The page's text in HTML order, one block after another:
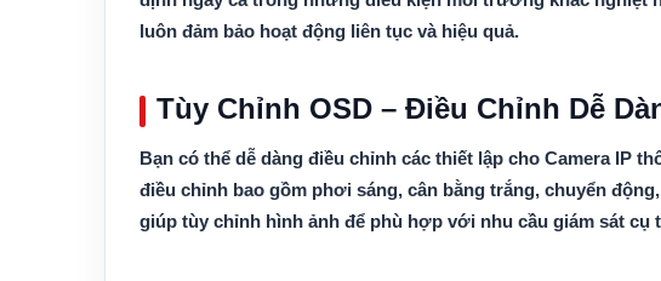
luôn đảm bảo hoạt động liên tục và hiệu quả.
Tùy Chỉnh OSD – Điều Chỉnh Dễ
Bạn có thể dễ dàng điều chỉnh các thiết lập cho Camera IP
điều chỉnh bao gồm phơi sáng, cân bằng trắng, chuyển
giúp tùy chỉnh hình ảnh để phù hợp với nhu cầu giám sát cụ